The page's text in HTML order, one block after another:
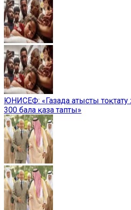
ЮНИСЕФ: «Газада атысты тоқтату
300 бала қаза тапты»